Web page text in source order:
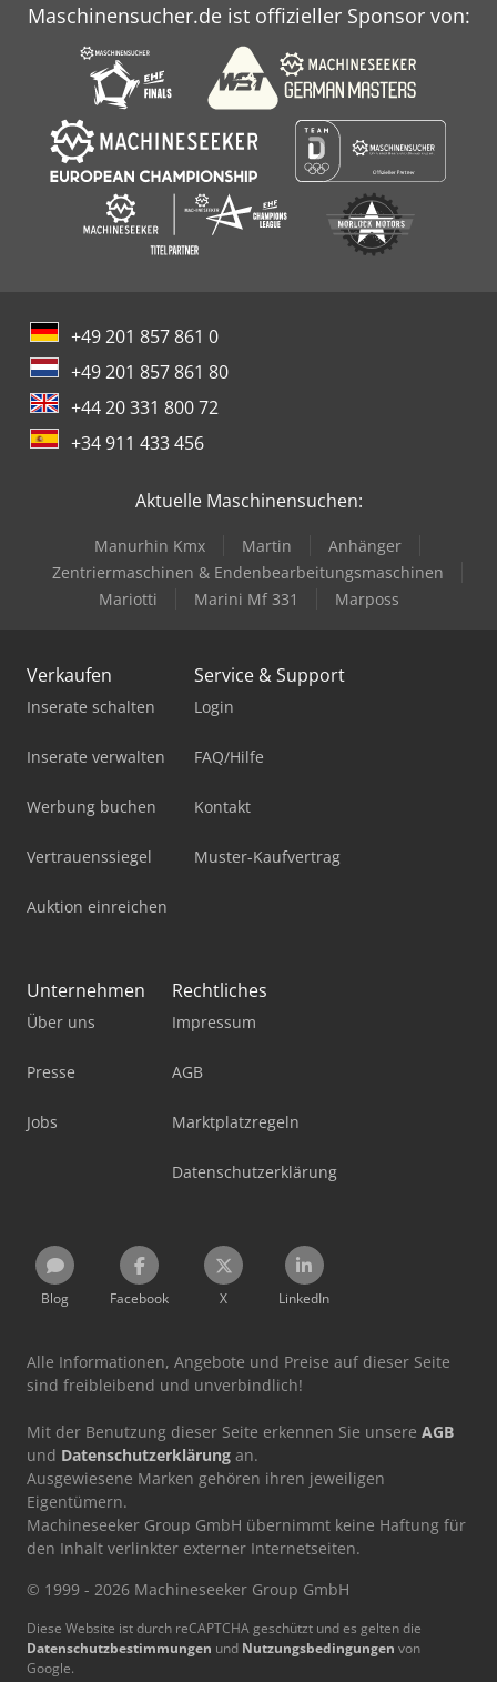
Maschinensucher.de ist offizieller Sponsor von:
+49 201 857 861 0
+49 201 857 861 80
+44 20 331 800 72
+34 911 433 456
Aktuelle Maschinensuchen:
Manurhin Kmx Martin
Anhänger
Zentriermaschinen & Endenbearbeitungsmaschinen
Mariotti
Marini Mf 331 Marposs
Verkaufen
Inserate schalten
Inserate verwalten
Werbung buchen
Vertrauenssiegel
Auktion einreichen
Service & Support
Login
FAQ/Hilfe
Kontakt
Muster-Kaufvertrag
Unternehmen
Über uns
Presse
Jobs
Rechtliches
Impressum
AGB
Marktplatzregeln
Datenschutzerklärung
Blog Facebook X LinkedIn
Alle Informationen, Angebote und Preise auf dieser Seite
sind freibleibend und unverbindlich!
Mit der Benutzung dieser Seite erkennen Sie unsere AGB
und Datenschutzerklärung an.
Ausgewiesene Marken gehören ihren jeweiligen
Eigentümern.
Machineseeker Group GmbH übernimmt keine Haftung für
den Inhalt verlinkter externer Internetseiten.
© 1999 - 2026 Machineseeker Group GmbH
Diese Website ist durch reCAPTCHA geschützt und es gelten die
Datenschutzbestimmungen und Nutzungsbedingungen von
Google.